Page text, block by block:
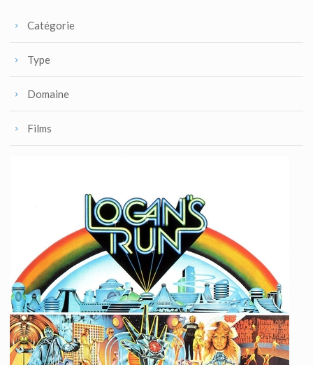
Catégorie
Type
Domaine
Films